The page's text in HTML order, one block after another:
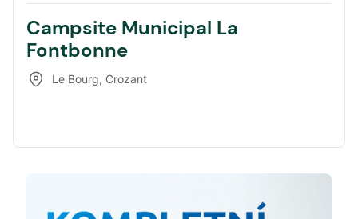
Campsite Municipal La
Fontbonne
Le Bourg, Crozant